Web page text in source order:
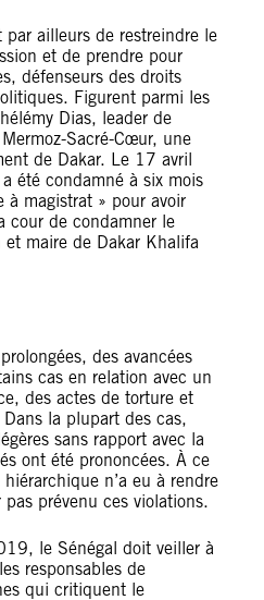
ailleurs de restreindre le
et de prendre pour
défenseurs des droits
Figurent parmi les
Dias, leader de
Sacré-Cœur, une
de Dakar. Le 17 avril
été condamné à six mois
à magistrat » pour avoir
cour de condamner le
et maire de Dakar Khalifa
des avancées
cas en relation avec un
des actes de torture et
la plupart des cas,
sans rapport avec la
ont été prononcées. À ce
n’a eu à rendre
prévenu ces violations.
le Sénégal doit veiller à
responsables de
qui critiquent le